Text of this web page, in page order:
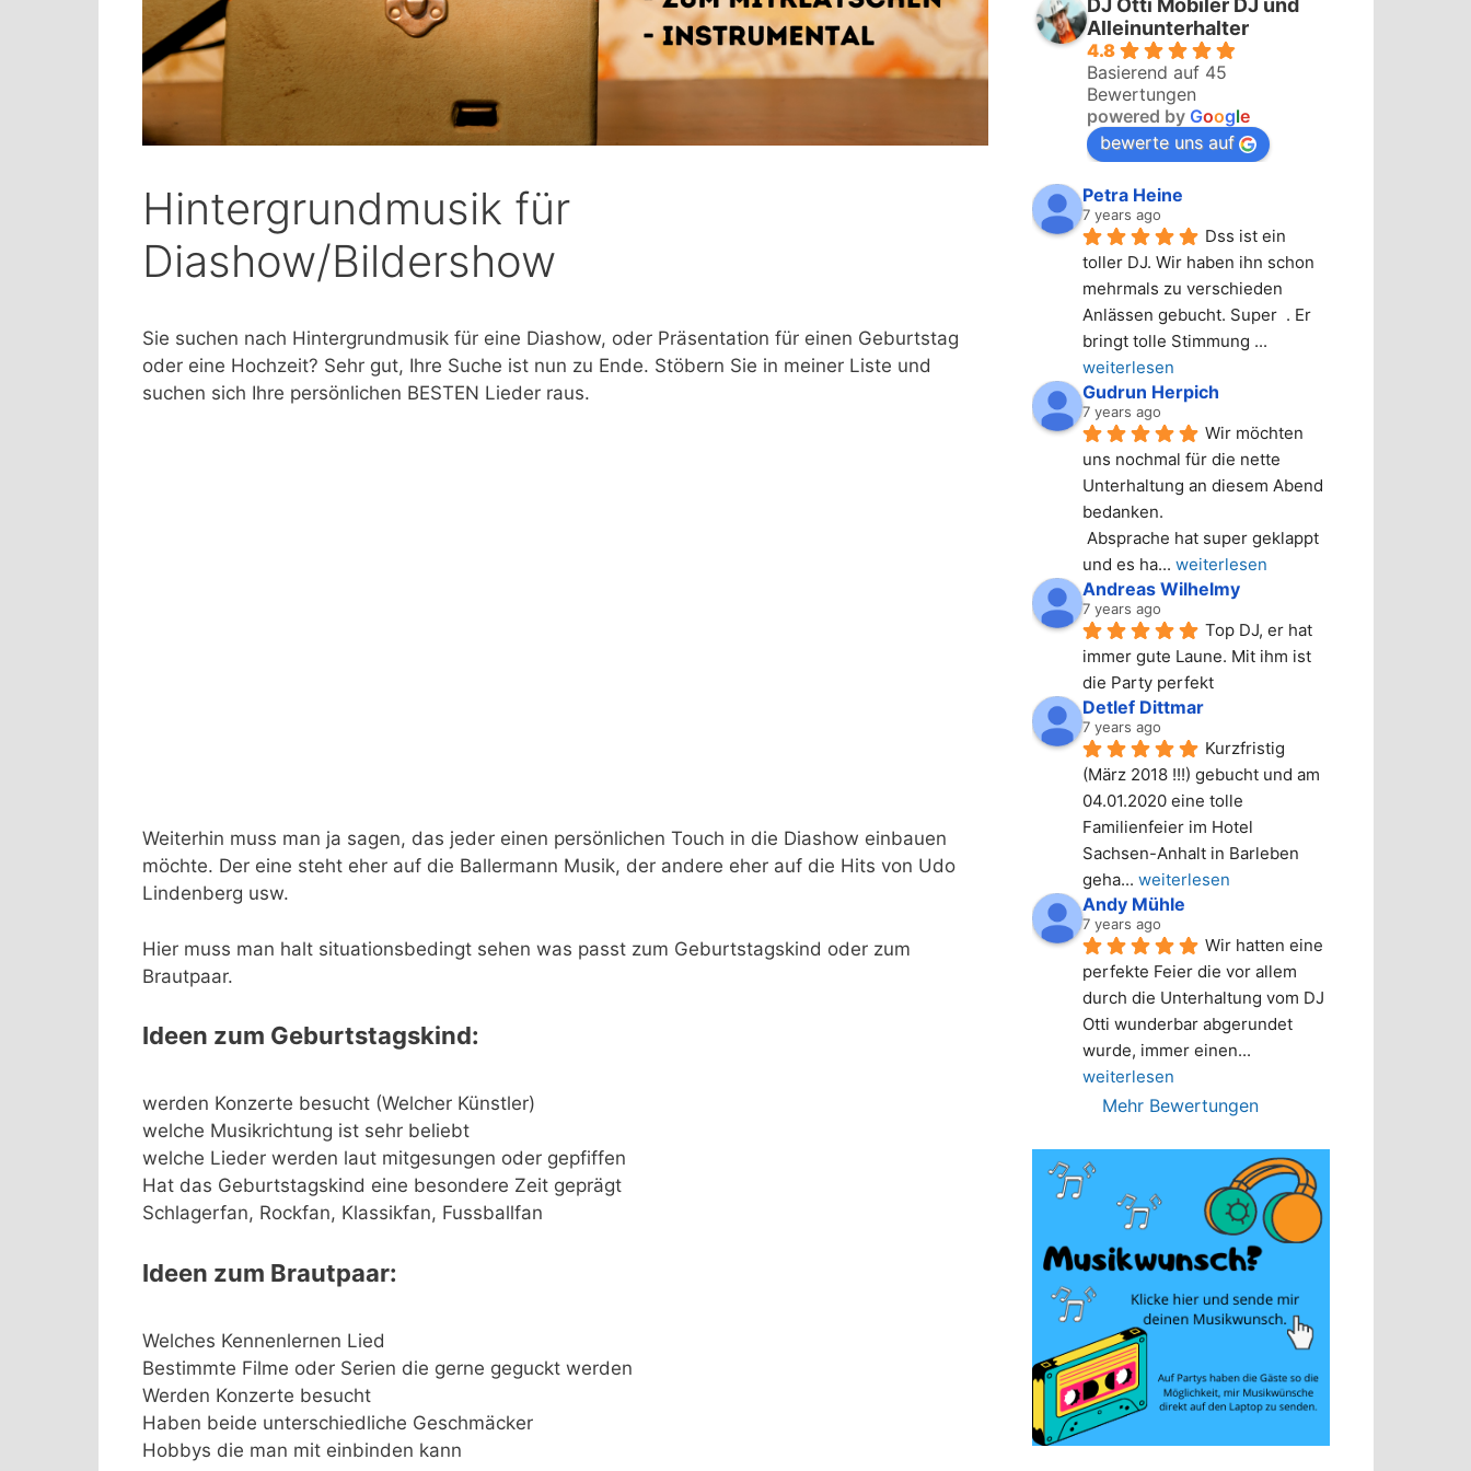
Hintergrundmusik für
Diashow/Bildershow
Sie suchen nach Hintergrundmusik für eine Diashow, oder Präsentation für einen Geburtstag
oder eine Hochzeit? Sehr gut, Ihre Suche ist nun zu Ende. Stöbern Sie in meiner Liste und
suchen sich Ihre persönlichen BESTEN Lieder raus.
Weiterhin muss man ja sagen, das jeder einen persönlichen Touch in die Diashow einbauen
möchte. Der eine steht eher auf die Ballermann Musik, der andere eher auf die Hits von Udo
Lindenberg usw.
Hier muss man halt situationsbedingt sehen was passt zum Geburtstagskind oder zum
Brautpaar.
Ideen zum Geburtstagskind:
werden Konzerte besucht (Welcher Künstler)
welche Musikrichtung ist sehr beliebt
welche Lieder werden laut mitgesungen oder gepfiffen
Hat das Geburtstagskind eine besondere Zeit geprägt
Schlagerfan, Rockfan, Klassikfan, Fussballfan
Ideen zum Brautpaar:
Welches Kennenlernen Lied
Bestimmte Filme oder Serien die gerne geguckt werden
Werden Konzerte besucht
Haben beide unterschiedliche Geschmäcker
Hobbys die man mit einbinden kann
DJ Otti Mobiler DJ und
Alleinunterhalter
4.8
Basierend auf 45
Bewertungen
powered by Google
bewerte uns auf
Petra Heine
7 years ago
Dss ist ein
toller DJ. Wir haben ihn schon
mehrmals zu verschieden
Anlässen gebucht. Super  . Er
bringt tolle Stimmung
weiterlesen
Gudrun Herpich
7 years ago
Wir möchten
uns nochmal für die nette
Unterhaltung an diesem Abend
bedanken.
Absprache hat super geklappt
und es ha... weiterlesen
Andreas Wilhelmy
7 years ago
Top DJ, er hat
immer gute Laune. Mit ihm ist
die Party perfekt
Detlef Dittmar
7 years ago
Kurzfristig
(März 2018 !!!) gebucht und am
04.01.2020 eine tolle
Familienfeier im Hotel
Sachsen-Anhalt in Barleben
geha... weiterlesen
Andy Mühle
7 years ago
Wir hatten eine
perfekte Feier die vor allem
durch die Unterhaltung vom DJ
Otti wunderbar abgerundet
wurde, immer einen
weiterlesen
Mehr Bewertungen